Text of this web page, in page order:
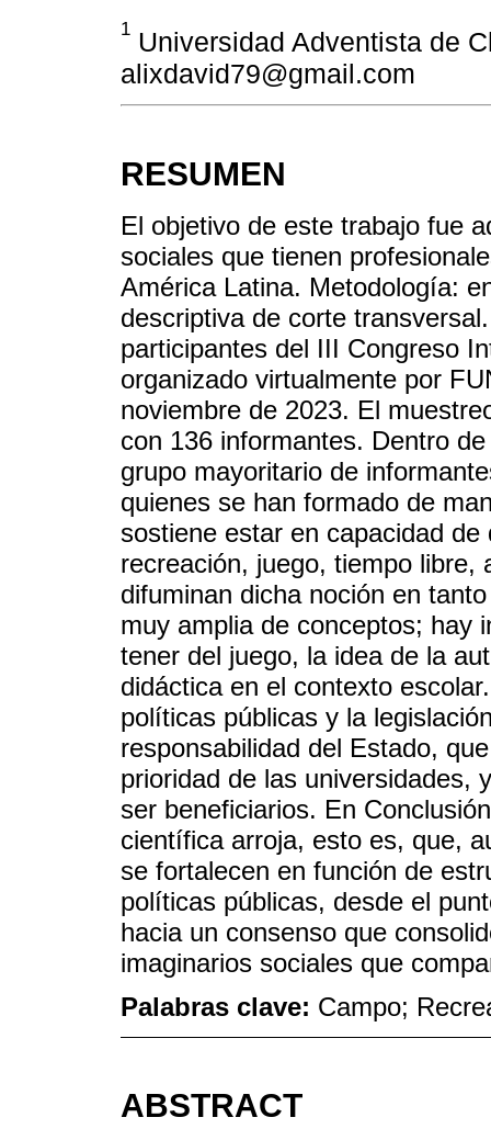
1 Universidad Adventista de
alixdavid79@gmail.com
RESUMEN
El objetivo de este trabajo fue
sociales que tienen
América Latina. Metodología:
descriptiva de corte
participantes del III Congreso
organizado virtualmente por
noviembre de 2023. El
con 136 informantes. Dentro
grupo mayoritario de
quienes se han formado de
sostiene estar en capacidad
recreación, juego, tiempo libre,
difuminan dicha noción en
muy amplia de conceptos; hay
tener del juego, la idea de la
didáctica en el contexto
políticas públicas y la
responsabilidad del Estado,
prioridad de las universidades,
ser beneficiarios. En
científica arroja, esto es, que,
se fortalecen en función de
políticas públicas, desde el
hacia un consenso que
imaginarios sociales que
Palabras clave: Campo;
ABSTRACT